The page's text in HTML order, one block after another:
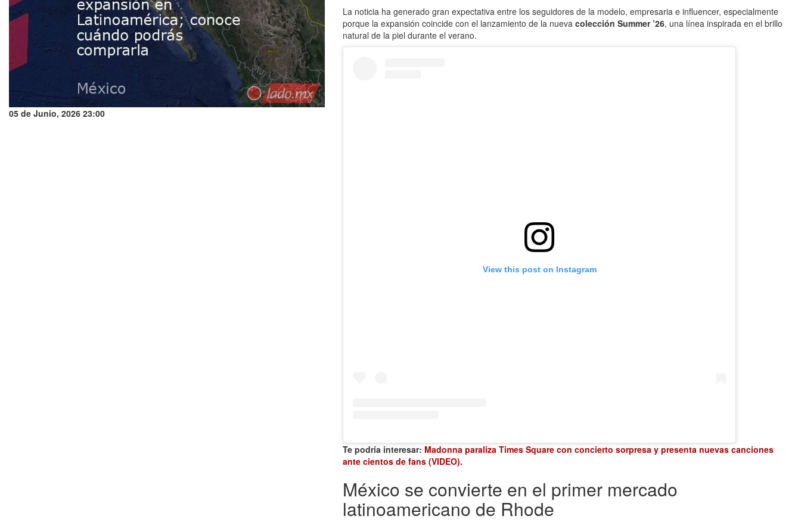
05 de Junio, 2026 23:00
La noticia ha generado gran expectativa entre los seguidores de la modelo, empresaria e influencer, especialmente
porque la expansión coincide con el lanzamiento de la nueva colección Summer ’26, una línea inspirada en el brillo
natural de la piel durante el verano.
View this post on Instagram
Te podría interesar: Madonna paraliza Times Square con concierto sorpresa y presenta nuevas canciones
ante cientos de fans (VIDEO).
México se convierte en el primer mercado
latinoamericano de Rhode